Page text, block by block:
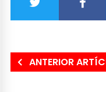
ANTERIOR